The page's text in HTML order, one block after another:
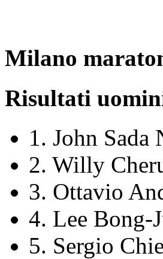
Milano
Risultati
1. John Sada
2. Willy
3. Ottavio
4. Lee Bong-
5. Sergio